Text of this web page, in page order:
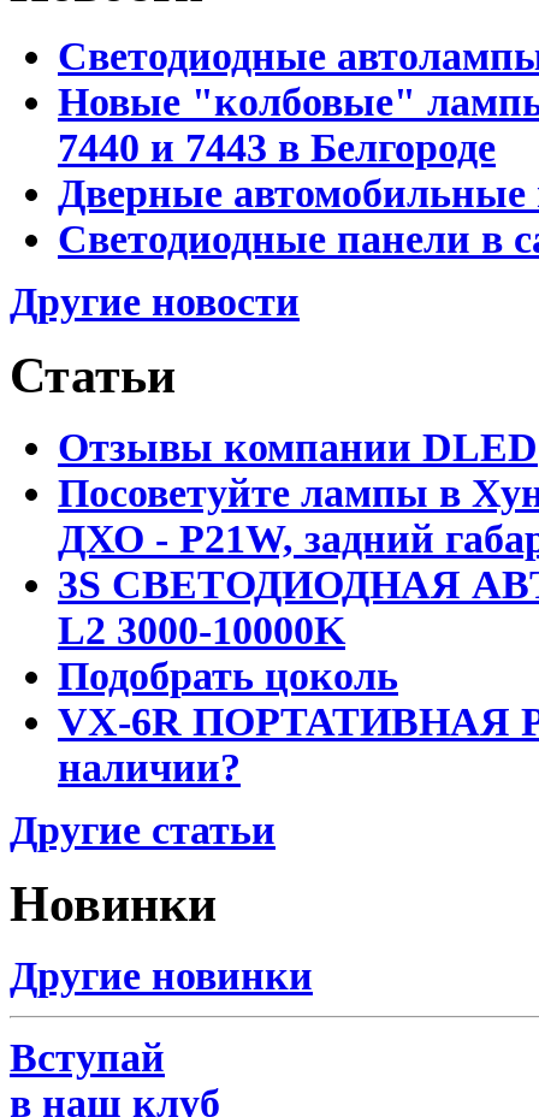
Светодиодные
Новые "колбовые"
7440 и 7443 в Белгороде
Дверные автомобильные
Светодиодные панели в
Другие новости
Статьи
Отзывы компании DLED
Посоветуйте лампы в
ДХО - P21W, задний
3S СВЕТОДИОДНАЯ
L2 3000-10000K
Подобрать цоколь
VX-6R ПОРТАТИВНАЯ
наличии?
Другие статьи
Новинки
Другие новинки
Вступай
в наш клуб